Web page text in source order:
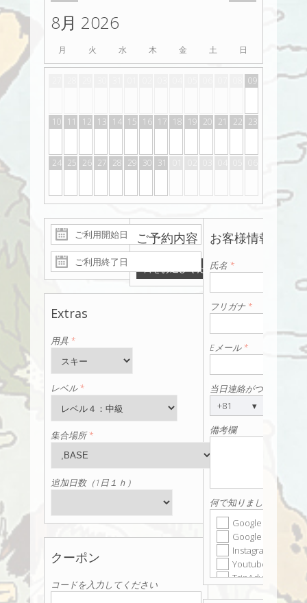
8月 2026
月 火 水 木 金 土 日
09
10 11 12 13 14 15 16 17 18 19 20 21 22 23
24 25 26 27 28 29 30 31
Extras
用具 *
レベル*
集合場所*
追加日数（1日１ｈ）
クーポン
コードを入力してください
ご予約内容
日をお選びください
お客様情報
氏名 *
フリガナ*
Eメール*
当日連絡がつく電話番
+81
▾
備考欄
何で知りましたか？
Google Search
Google Ads
Instagram
Youtube
TripAdvisor
A friend or family